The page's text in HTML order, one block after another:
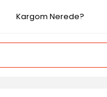
Kargom Nerede?